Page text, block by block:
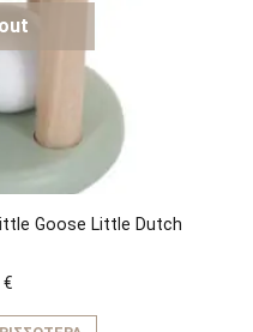
Goose Little Dutch
€